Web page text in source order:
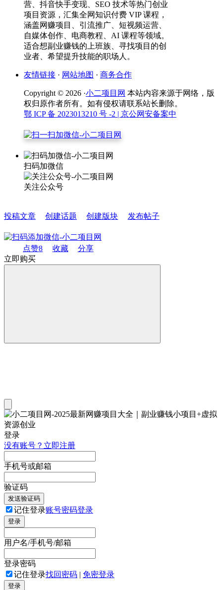
营、抖音快手变现、SEO 技术等热门创业
项目资源，汇集全网知识付费 VIP 课程，
涵盖网赚项目、引流推广、短视频运营、
自媒体创作、电商教程、AI 课程等领域。
适合想副业赚钱的上班族、寻找项目的创
业者、希望提升技能的职场人。
友情链接 · 网站地图 · 商务合作
Copyright © 2026 ·小二项目网 本站内容来源于网络，版
权归原作者所有。如有侵权请联系站长删除。
鄂 ICP 备 2023013210 号 -2 | 京公网安备案中
扫码加微信
关注公众号
投稿文章 创建话题 创建版块 发布帖子
点赞8 收藏
分享
立即购买
登录
没有账号？立即注册
手机号或邮箱
验证码
发送验证码
记住登录账号密码登录
登录
用户名/手机号/邮箱
登录密码
记住登录找回密码 | 免密登录
登录